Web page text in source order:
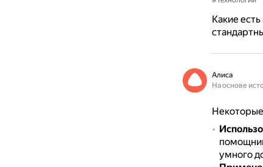
Какие
Алиса
На основе
умного